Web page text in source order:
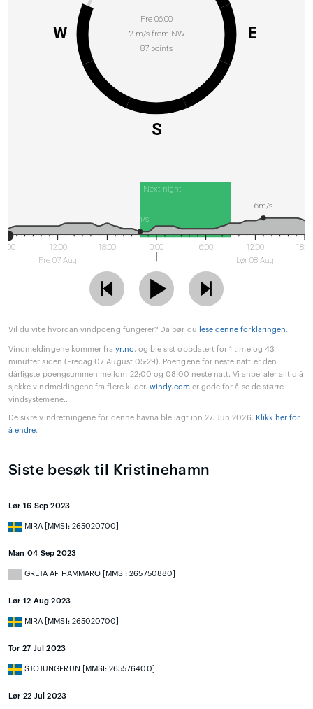
Fre 06:00
2 m/s from NW
87 points
E
S
W
Next night
6:00
12:00
Fre 07 Aug
18:00 0:00 6:00
12:00
Lør 08 Aug
6m/s
1m/s
Vil du vite hvordan vindpoeng fungerer? Da bør du lese denne forklaringen.
Vindmeldingene kommer frayr.no, og ble sist oppdatert for 1 time og 43
minutter siden (Fredag 07 August 05:29). Poengene for neste natt er den
dårligste poengsummen mellom 22:00 og 08:00 neste natt. Vi anbefaler alltid å
sjekke vindmeldingene fra flere kilder.windy.comer gode for å se de større
vindsystemene..
De sikre vindretningene for denne havna ble lagt inn 27. Jun 2026. Klikk her for
å endre.
Siste besøk til Kristinehamn
Lør 16 Sep 2023
MIRA [MMSI: 265020700]
Man 04 Sep 2023
GRETA AF HAMMARO [MMSI: 265750880]
Lør 12 Aug 2023
MIRA [MMSI: 265020700]
Tor 27 Jul 2023
SJOJUNGFRUN [MMSI: 265576400]
Lør 22 Jul 2023